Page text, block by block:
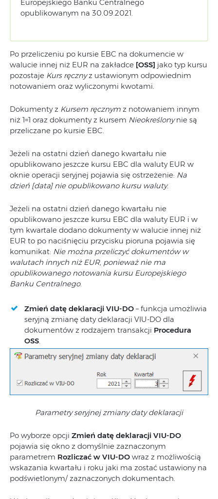
Europejskiego Banku Centralnego
opublikowanym na 30.09.2021.
Po przeliczeniu po kursie EBC na dokumencie w
walucie innej niż EUR na zakładce [OSS] jako typ kursu
pozostaje Kurs ręcznyz ustawionym odpowiednim
notowaniem oraz wyliczonymi kwotami.
Dokumenty z Kursem ręcznym z notowaniem innym
niż 1=1 oraz dokumenty z kursem Nieokreślonynie są
przeliczane po kursie EBC.
Jeżeli na ostatni dzień danego kwartału nie
opublikowano jeszcze kursu EBC dla waluty EUR w
oknie operacji seryjnej pojawia się ostrzeżenie: Na
dzień [data] nie opublikowano kursu waluty.
Jeżeli na ostatni dzień danego kwartału nie
opublikowano jeszcze kursu EBC dla waluty EUR i w
tym kwartale dodano dokumenty w walucie innej niż
EUR to po naciśnięciu przycisku pioruna pojawia się
komunikat: Nie można przeliczyć dokumentów w
walutach innych niż EUR, ponieważ nie ma
opublikowanego notowania kursu Europejskiego
Banku Centralnego.
Zmień datę deklaracji VIU-DO – funkcja umożliwia
seryjną zmianę daty deklaracji VIU-DO dla
dokumentów z rodzajem transakcji Procedura
OSS
Parametry seryjnej zmiany daty deklaracji
Po wyborze opcji Zmień datę deklaracji VIU-DO
pojawia się okno z domyślnie zaznaczonym
parametrem Rozliczać w VIU-DO wraz z możliwością
wskazania kwartału i roku jaki ma zostać ustawiony na
podświetlonym/ zaznaczonych dokumentach.